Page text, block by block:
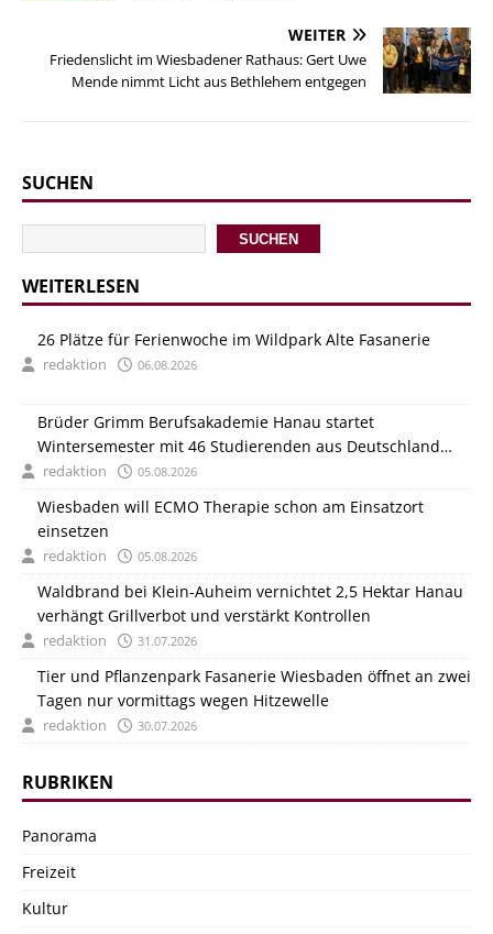
WEITER
Friedenslicht im Wiesbadener Rathaus: Gert Uwe
Mende nimmt Licht aus Bethlehem entgegen
SUCHEN
SUCHEN
WEITERLESEN
26 Plätze für Ferienwoche im Wildpark Alte Fasanerie
redaktion 06.08.2026
Brüder Grimm Berufsakademie Hanau startet
Wintersemester mit 46 Studierenden aus Deutschland
und Italien
redaktion 05.08.2026
Wiesbaden will ECMO Therapie schon am Einsatzort
einsetzen
redaktion 05.08.2026
Waldbrand bei Klein-Auheim vernichtet 2,5 Hektar Hanau
verhängt Grillverbot und verstärkt Kontrollen
redaktion 31.07.2026
Tier und Pflanzenpark Fasanerie Wiesbaden öffnet an zwei
Tagen nur vormittags wegen Hitzewelle
redaktion 30.07.2026
RUBRIKEN
Panorama
Freizeit
Kultur